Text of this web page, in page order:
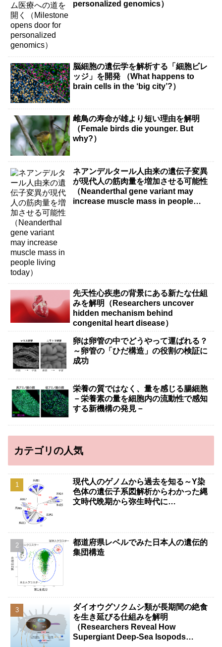
personalized genomics）
脳細胞の遺伝学を解析する「細胞ビレ
ッジ」を開発 （What happens to
brain cells in the ‘big city’?）
雌鳥の寿命が雄より短い理由を解明
（Female birds die younger. But
why?）
ネアンデルタール人由来の遺伝子変異
が現代人の筋肉量を増加させる可能性
（Neanderthal gene variant may
increase muscle mass in people
先天性心疾患の背景にある新たな仕組
みを解明（Researchers uncover
hidden mechanism behind
congenital heart disease）
卵は卵管の中でどうやって運ばれる？
～卵管の「ひだ構造」の役割の検証に
成功
栄養の質ではなく、量を感じる腸細胞
－栄養素の量を細胞内の流動性で感知
する新機構の発見－
カテゴリの人気
現代人のゲノムから過去を知る～Y染
色体の遺伝子系図解析からわかった縄
文時代晩期から弥生時代に…
都道府県レベルでみた日本人の遺伝的
集団構造
ダイオウグソクムシ類が長期間の絶食
を生き延びる仕組みを解明
（Researchers Reveal How
Supergiant Deep-Sea Isopods